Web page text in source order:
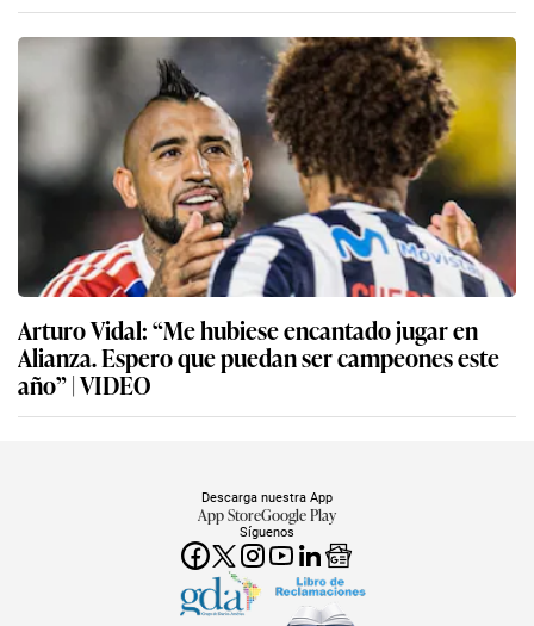
Arturo Vidal: “Me hubiese encantado jugar en
Alianza. Espero que puedan ser campeones este
año” | VIDEO
Síguenos
Descarga nuestra App
App StoreGoogle Play